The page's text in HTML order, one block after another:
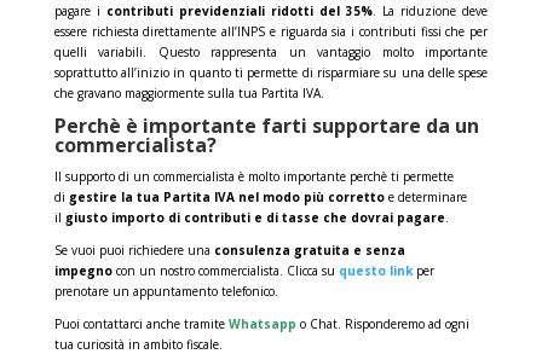
pagare i contributi previdenziali ridotti del 35%. La riduzione deve
essere richiesta direttamente all’INPS e riguarda sia i contributi fissi che per
quelli variabili. Questo rappresenta un vantaggio molto importante
soprattutto all’inizio in quanto ti permette di risparmiare su una delle spese
che gravano maggiormente sulla tua Partita IVA.
Perchè è importante farti supportare da un
commercialista?
Il supporto di un commercialista è molto importante perchè ti permette
di gestire la tua Partita IVA nel modo più correttoe determinare
il giusto importo di contributi e di tasse che dovrai pagare.
Se vuoi puoi richiedere una consulenza gratuita e senza
impegnocon un nostro commercialista. Clicca su questo link per
prenotare un appuntamento telefonico.
Puoi contattarci anche tramite Whatsapp o Chat. Risponderemo ad ogni
tua curiosità in ambito fiscale.